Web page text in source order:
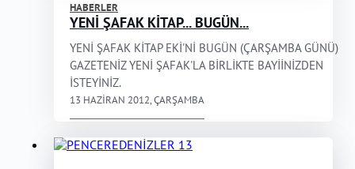
HABERLER
YENİ ŞAFAK KİTAP... BUGÜN...
YENİ ŞAFAK KİTAP EKİ'Nİ BUGÜN (ÇARŞAMBA GÜNÜ)
GAZETENİZ YENİ ŞAFAK'LA BİRLİKTE BAYİİNİZDEN
İSTEYİNİZ.
13 HAZIRAN 2012, ÇARŞAMBA